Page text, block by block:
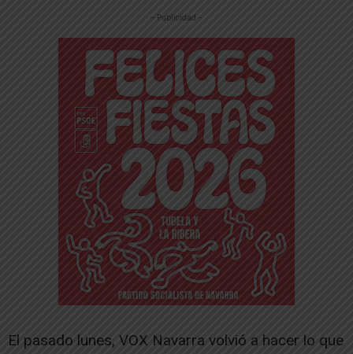
-- Publicidad --
El pasado lunes, VOX Navarra volvió a hacer lo que